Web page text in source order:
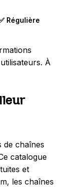
Régulière
À
de chaînes
catalogue
et
les chaînes